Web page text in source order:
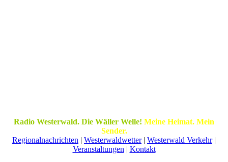
Radio Westerwald. Die Wäller Welle! Meine Heimat. Mein
Sender.
Regionalnachrichten | Westerwaldwetter| Westerwald Verkehr|
Veranstaltungen | Kontakt